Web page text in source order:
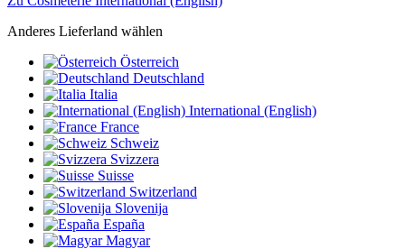
Anderes Lieferland wählen
Österreich
Deutschland
Italia
International (English)
France
Schweiz
Svizzera
Suisse
Switzerland
Slovenija
España
Magyar